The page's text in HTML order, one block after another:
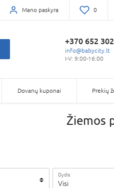
Mano paskyra 0
+370 652
info@babycity.lt
I-V: 9:00-16:00
Dovanų kuponai Prekių
Žiemos
Dydis
Visi